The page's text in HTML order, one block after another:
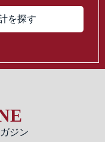
を探す
ジン